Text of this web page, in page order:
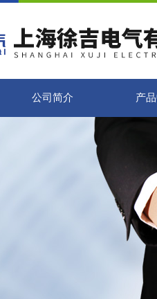
公司简介 产